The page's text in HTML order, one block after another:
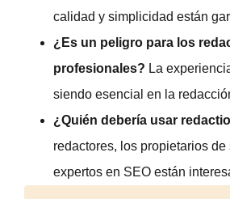
calidad y simplicidad están
¿Es un peligro para los
profesionales? La
siendo esencial en la
¿Quién debería usar
redactores, los propietarios
expertos en SEO están